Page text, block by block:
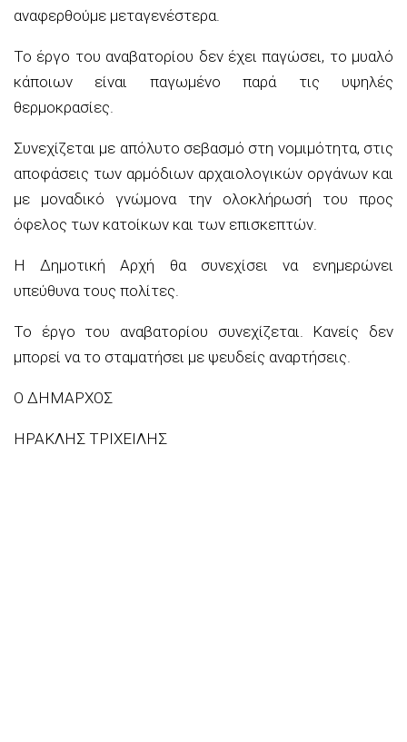
αναφερθούμε μεταγενέστερα.
Το έργο του αναβατορίου δεν έχει παγώσει, το μυαλό
κάποιων είναι παγωμένο παρά τις υψηλές
θερμοκρασίες.
Συνεχίζεται με απόλυτο σεβασμό στη νομιμότητα, στις
αποφάσεις των αρμόδιων αρχαιολογικών οργάνων και
με μοναδικό γνώμονα την ολοκλήρωσή του προς
όφελος των κατοίκων και των επισκεπτών.
Η Δημοτική Αρχή θα συνεχίσει να ενημερώνει
υπεύθυνα τους πολίτες
Το έργο του αναβατορίου συνεχίζεται . Κανείς δεν
μπορεί να το σταματήσει με ψευδείς αναρτήσεις.
Ο ΔΗΜΑΡΧΟΣ
ΗΡΑΚΛΗΣ ΤΡΙΧΕΙΛΗΣ